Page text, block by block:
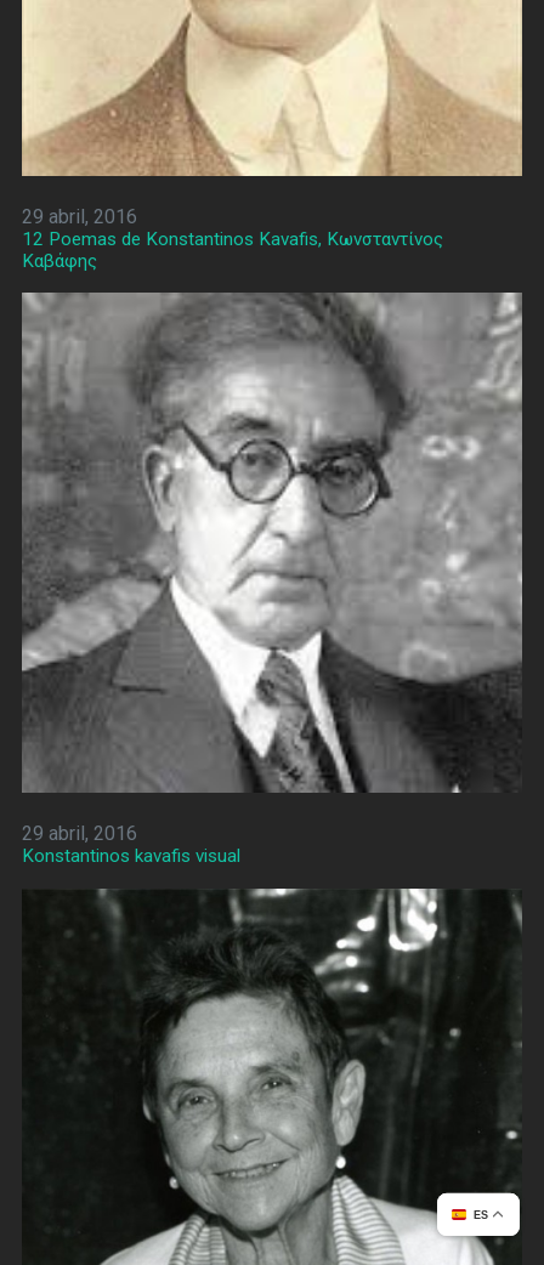
29 abril, 2016
12 Poemas de Konstantinos Kavafis, Κωνσταντίνος
Καβάφης
29 abril, 2016
Konstantinos kavafis visual
ES